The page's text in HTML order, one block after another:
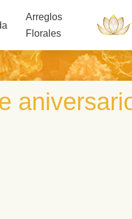
Arreglos
Florales